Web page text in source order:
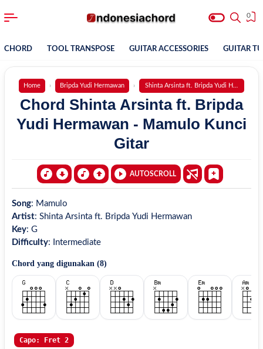
0
CHORD TOOL TRANSPOSE GUITAR ACCESSORIES GUITAR
Home Bripda Yudi Hermawan Shinta Arsinta ft. Bripda Yudi Hermawan
Chord Shinta Arsinta ft. Bripda
Yudi Hermawan - Mamulo Kunci
Gitar
AUTOSCROLL
Song: Mamulo
Artist: Shinta Arsinta ft. Bripda Yudi Hermawan
Key: G
Difficulty: Intermediate
Chord yang digunakan (8)
Capo: Fret 2